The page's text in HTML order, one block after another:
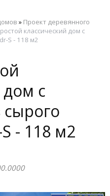
» Проект деревянного
классический дом с
S - 118 м2
дом с
- 118 м2